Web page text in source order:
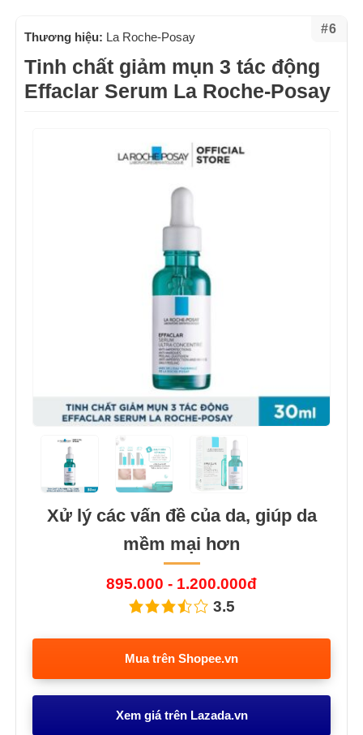
#6
Thương hiệu: La Roche-Posay
Tinh chất giảm mụn 3 tác động
Effaclar Serum La Roche-Posay
Xử lý các vấn đề của da, giúp da
mềm mại hơn
895.000 - 1.200.000đ
3.5
Mua trên Shopee.vn
Xem giá trên Lazada.vn